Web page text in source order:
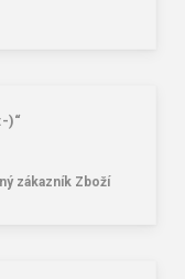
)“
zákazník Zboží